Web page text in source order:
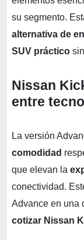
su segmento.
alternativa de
SUV práctico
Nissan
entre
La versión
comodidad
que elevan la
conectividad.
Advance en una
cotizar Nissan